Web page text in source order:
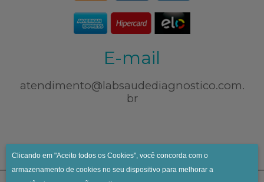
E-mail
atendimento@labsaudediagnostico.com.
br
Clicando em "Aceito todos os Cookies", você concorda com o
armazenamento de cookies no seu dispositivo para melhorar a